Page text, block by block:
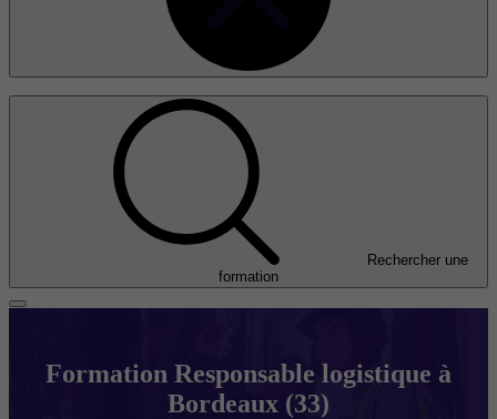
Rechercher une
formation
Formation Responsable logistique à
Bordeaux (33)